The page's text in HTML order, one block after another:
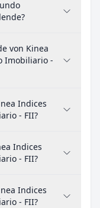
von Kinea
Imobiliario -
Indices
- FII?
Indices
- FII?
Indices
- FII?